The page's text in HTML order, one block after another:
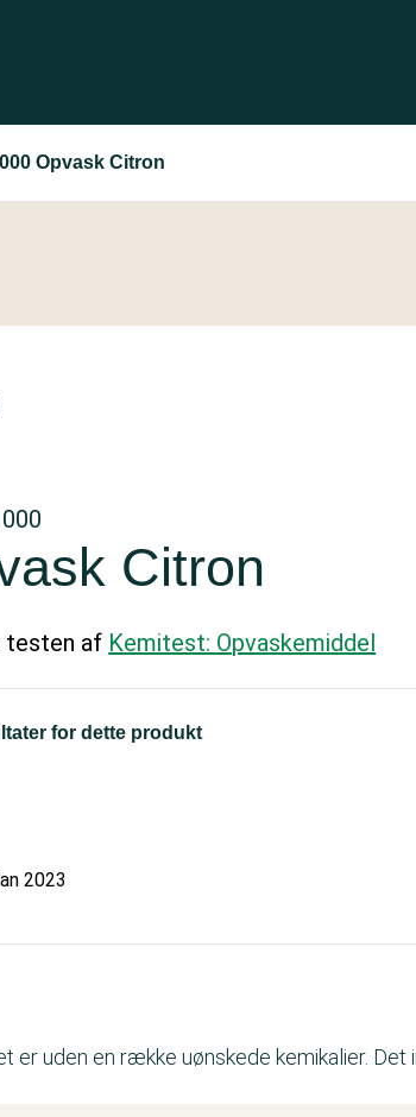
Opvask Citron
Citron
testen af Kemitest: Opvaskemiddel
for dette produkt
2023
er uden en række uønskede kemikalier. Det